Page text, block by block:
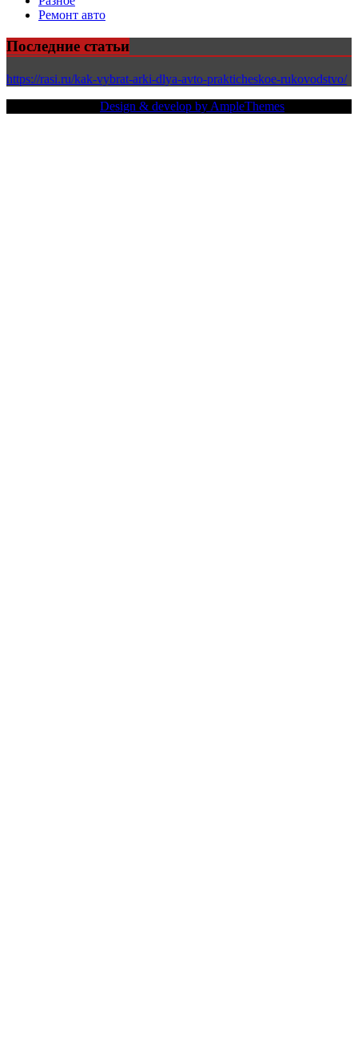
Ремонт авто
Последние статьи
https://rasi.ru/kak-vybrat-arki-dlya-avto-prakticheskoe-rukovodstvo/
Design & develop by AmpleThemes